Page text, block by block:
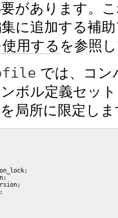
があります。
に追加する補
用する を参照
では、コン
ボル定義セッ
局所に限定し